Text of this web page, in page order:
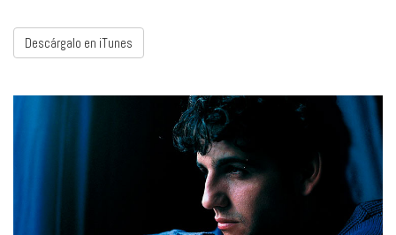
Descárgalo en iTunes